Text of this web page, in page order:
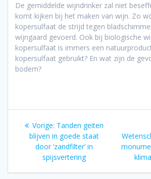
De gemiddelde wijndrinker zal niet
komt kijken bij het maken van wijn. Zo
kopersulfaat de strijd tegen
wijngaard gevoerd. Ook bij biologische
kopersulfaat is immers een
kopersulfaat gebruikt? En wat zijn de
bodem?
Bericht
navigatie
Vorige: Vorig
bericht:
Tanden geiten
blijven in goede staat
door ‘zandfilter’ in
spijsvertering